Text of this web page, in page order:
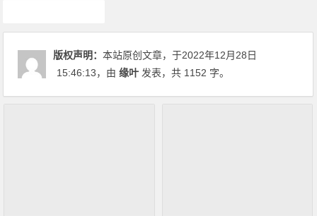
版权声明：本站原创文章，于2022年12月28日
15:46:13，由缘叶 发表，共 1152 字。